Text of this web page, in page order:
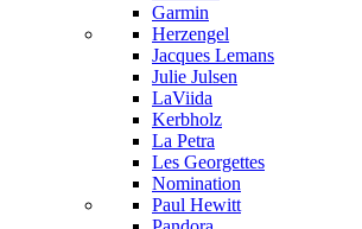
Garmin
Herzengel
Jacques Lemans
Julie Julsen
LaViida
Kerbholz
La Petra
Les Georgettes
Nomination
Paul Hewitt